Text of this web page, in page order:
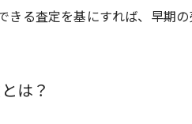
きる査定を基にすれば、早期
は？